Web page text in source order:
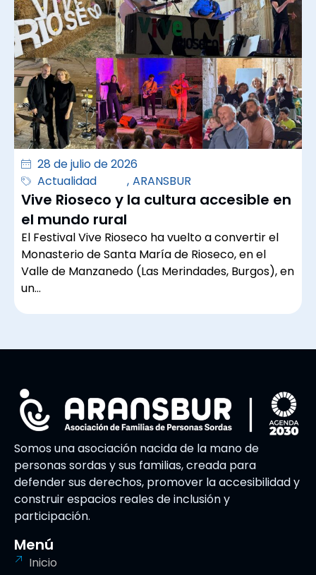
28 de julio de 2026
Actualidad
, ARANSBUR
Vive Rioseco y la cultura accesible en
el mundo rural
El Festival Vive Rioseco ha vuelto a convertir el
Monasterio de Santa María de Rioseco, en el
Valle de Manzanedo (Las Merindades, Burgos), en
un…
Somos una asociación nacida de la mano de
personas sordas y sus familias, creada para
defender sus derechos, promover la accesibilidad y
construir espacios reales de inclusión y
participación.
Menú
Inicio